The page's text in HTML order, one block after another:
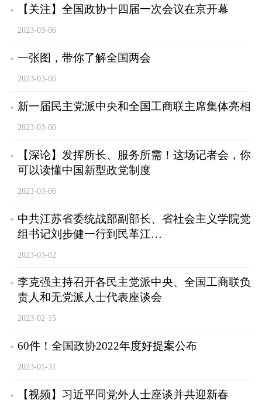
【关注】全国政协十四届一次会议在京开幕
2023-03-06
一张图，带你了解全国两会
2023-03-06
新一届民主党派中央和全国工商联主席集体亮相
2023-03-06
【深论】发挥所长、服务所需！这场记者会，你
可以读懂中国新型政党制度
2023-03-06
中共江苏省委统战部副部长、省社会主义学院党
组书记刘步健一行到民革江…
2023-03-02
李克强主持召开各民主党派中央、全国工商联负
责人和无党派人士代表座谈会
2023-02-15
60件！全国政协2022年度好提案公布
2023-01-31
【视频】习近平同党外人士座谈并共迎新春